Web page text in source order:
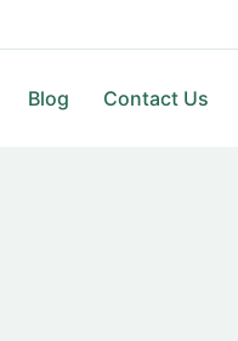
Blog Contact Us